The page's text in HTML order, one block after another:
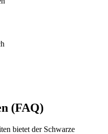
(FAQ)
bietet der Schwarze